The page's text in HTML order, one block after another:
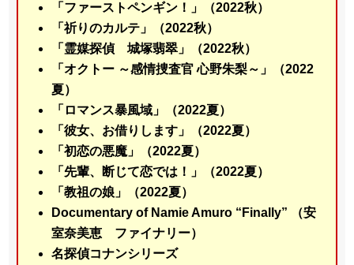
「ファーストペンギン！」（2022秋）
「祈りのカルテ」（2022秋）
「霊媒探偵 城塚翡翠」（2022秋）
「オクトー ～感情捜査官 心野朱梨～」（2022
夏）
「ロマンス暴風域」（2022夏）
「彼女、お借りします」（2022夏）
「初恋の悪魔」（2022夏）
「先輩、断じて恋では！」（2022夏）
「教祖の娘」（2022夏）
Documentary of Namie Amuro “Finally” （安
室奈美恵 ファイナリー）
名探偵コナンシリーズ